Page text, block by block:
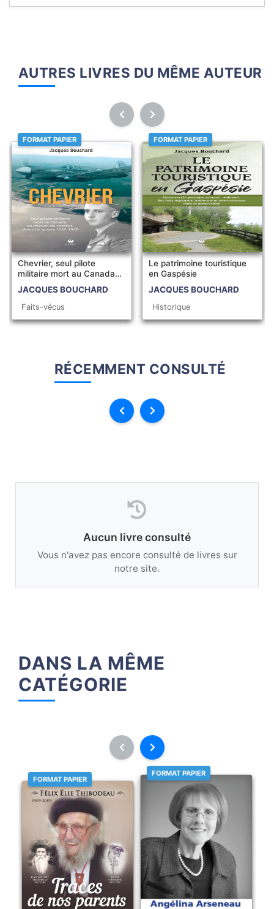
AUTRES LIVRES DU MÊME AUTEUR
FORMAT PAPIER
Chevrier, seul pilote
militaire mort au Canada
en mission...
JACQUES BOUCHARD
Faits-vécus
FORMAT PAPIER
Le patrimoine touristique
en Gaspésie
JACQUES BOUCHARD
Historique
RÉCEMMENT CONSULTÉ
Aucun livre consulté
Vous n'avez pas encore consulté de livres sur
notre site.
DANS LA MÊME
CATÉGORIE
FORMAT PAPIER
FORMAT PAPIER